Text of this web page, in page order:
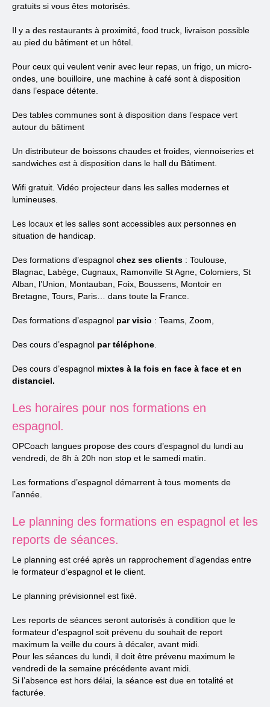
gratuits si vous êtes motorisés.
Il y a des restaurants à proximité, food truck, livraison possible
au pied du bâtiment et un hôtel.
Pour ceux qui veulent venir avec leur repas, un frigo, un micro-
ondes, une bouilloire, une machine à café sont à disposition
dans l’espace détente.
Des tables communes sont à disposition dans l’espace vert
autour du bâtiment
Un distributeur de boissons chaudes et froides, viennoiseries et
sandwiches est à disposition dans le hall du Bâtiment.
Wifi gratuit. Vidéo projecteur dans les salles modernes et
lumineuses.
Les locaux et les salles sont accessibles aux personnes en
situation de handicap.
Des formations d’espagnol chez ses clients : Toulouse,
Blagnac, Labège, Cugnaux, Ramonville St Agne, Colomiers, St
Alban, l’Union, Montauban, Foix, Boussens, Montoir en
Bretagne, Tours, Paris… dans toute la France.
Des formations d’espagnol par visio : Teams, Zoom,
Des cours d’espagnol par téléphone
Des cours d’espagnol mixtes à la fois en face à face et en
distanciel.
Les horaires pour nos formations en
espagnol.
OPCoach langues propose des cours d’espagnol du lundi au
vendredi, de 8h à 20h non stop et le samedi matin.
Les formations d’espagnol démarrent à tous moments de
l’année.
Le planning des formations en espagnol et les
reports de séances.
Le planning est créé après un rapprochement d’agendas entre
le formateur d’espagnol et le client.
Le planning prévisionnel est fixé.
Les reports de séances seront autorisés à condition que le
formateur d’espagnol soit prévenu du souhait de report
maximum la veille du cours à décaler, avant midi.
Pour les séances du lundi, il doit être prévenu maximum le
vendredi de la semaine précédente avant midi.
Si l’absence est hors délai, la séance est due en totalité et
facturée.